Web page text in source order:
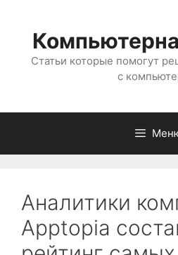
содержимому
Статьи которые помогут
с
Аналитики
Apptopia